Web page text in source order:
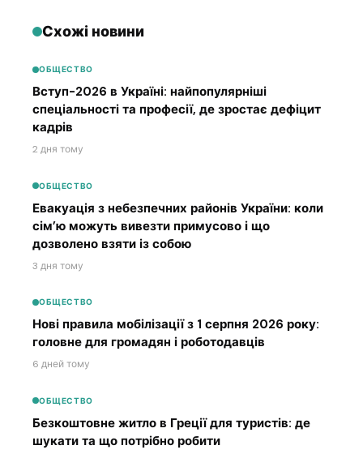
Схожі новини
ОБЩЕСТВО
Вступ-2026 в Україні: найпопулярніші
спеціальності та професії, де зростає дефіцит
кадрів
2 дня тому
ОБЩЕСТВО
Евакуація з небезпечних районів України: коли
сім’ю можуть вивезти примусово і що
дозволено взяти із собою
3 дня тому
ОБЩЕСТВО
Нові правила мобілізації з 1 серпня 2026 року:
головне для громадян і роботодавців
6 дней тому
ОБЩЕСТВО
Безкоштовне житло в Греції для туристів: де
шукати та що потрібно робити